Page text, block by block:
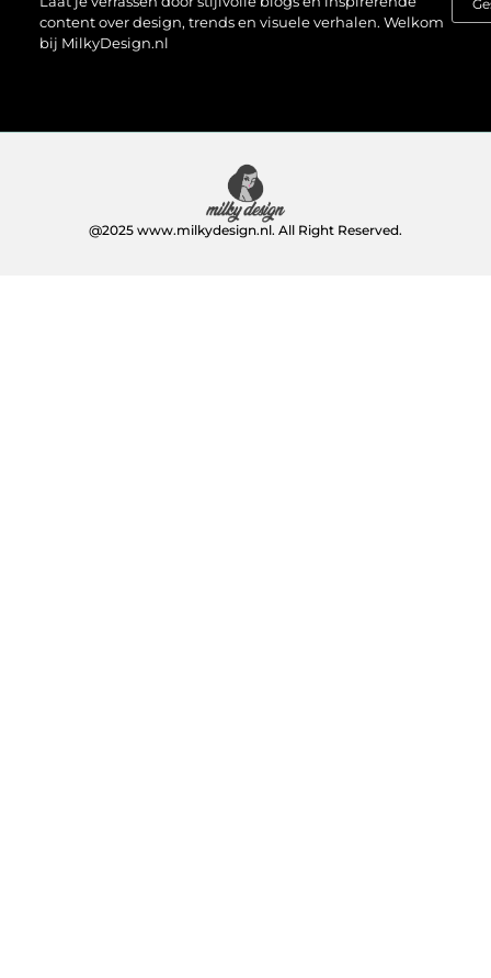
content over design, trends en visuele verhalen. Welkom
bij MilkyDesign.nl
@2025 www.milkydesign.nl. All Right Reserved.